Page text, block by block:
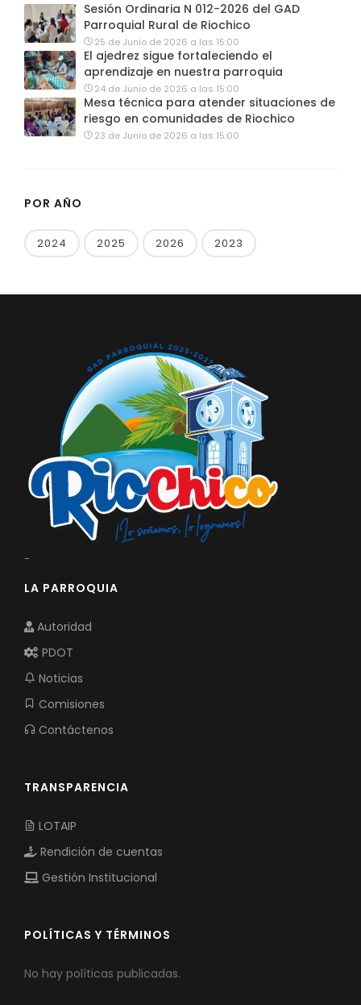
Sesión Ordinaria N 012-2026 del GAD
Parroquial Rural de Riochico
25 de Junio de 2026 a las 15:00
El ajedrez sigue fortaleciendo el
aprendizaje en nuestra parroquia
24 de Junio de 2026 a las 15:00
Mesa técnica para atender situaciones de
riesgo en comunidades de Riochico
23 de Junio de 2026 a las 15:00
POR AÑO
2024 2025 2026 2023
-
LA PARROQUIA
Autoridad
PDOT
Noticias
Comisiones
Contáctenos
TRANSPARENCIA
LOTAIP
Rendición de cuentas
Gestión Institucional
POLÍTICAS Y TÉRMINOS
No hay políticas publicadas.